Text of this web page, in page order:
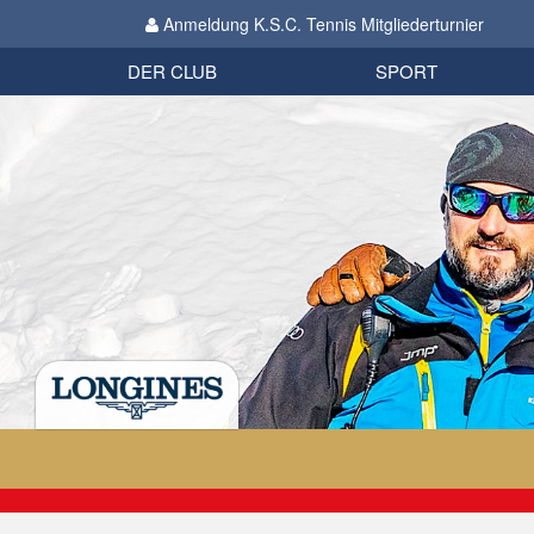
Anmeldung K.S.C. Tennis Mitgliederturnier
DER CLUB
Organisation
SPORT
Biathlon
Datenschutzverordnung 2018
Impressum